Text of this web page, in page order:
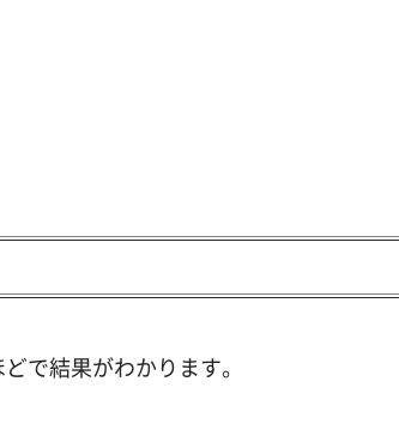
で結果がわかります。